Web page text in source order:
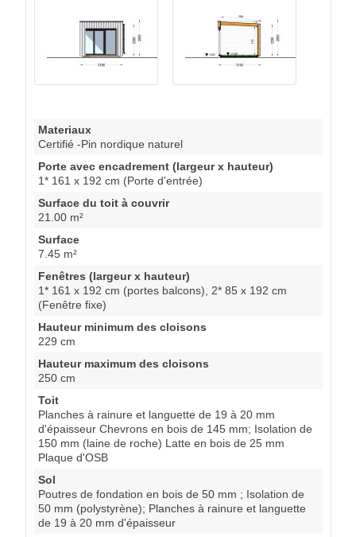
Materiaux
Certifié -Pin nordique naturel
Porte avec encadrement (largeur x hauteur)
1* 161 x 192 cm (Porte d'entrée)
Surface du toit à couvrir
21.00 m²
Surface
7.45 m²
Fenêtres (largeur x hauteur)
1* 161 x 192 cm (portes balcons), 2* 85 x 192 cm
(Fenêtre fixe)
Hauteur minimum des cloisons
229 cm
Hauteur maximum des cloisons
250 cm
Toit
Planches à rainure et languette de 19 à 20 mm
d'épaisseur Chevrons en bois de 145 mm; Isolation de
150 mm (laine de roche) Latte en bois de 25 mm
Plaque d'OSB
Sol
Poutres de fondation en bois de 50 mm ; Isolation de
50 mm (polystyrène); Planches à rainure et languette
de 19 à 20 mm d'épaisseur